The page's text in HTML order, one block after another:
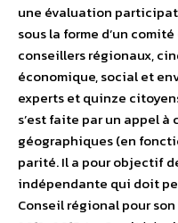
une évaluation
sous la forme d’un
conseillers régionaux,
économique, social et
experts et quinze
s’est faite par un appel
géographiques (en
parité. Il a pour objectif
indépendante qui doit
Conseil régional pour